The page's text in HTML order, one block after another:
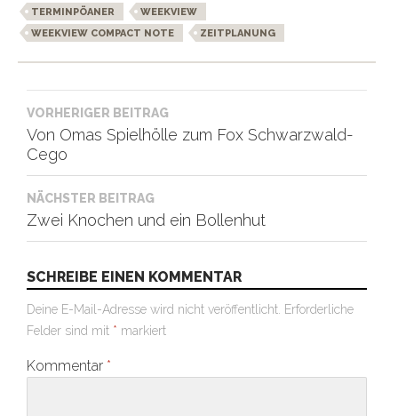
TERMINPÖANER
WEEKVIEW
WEEKVIEW COMPACT NOTE
ZEITPLANUNG
Beitragsnavigation
VORHERIGER BEITRAG
Von Omas Spielhölle zum Fox Schwarzwald-
Cego
NÄCHSTER BEITRAG
Zwei Knochen und ein Bollenhut
SCHREIBE EINEN KOMMENTAR
Deine E-Mail-Adresse wird nicht veröffentlicht. Erforderliche
Felder sind mit * markiert
Kommentar *